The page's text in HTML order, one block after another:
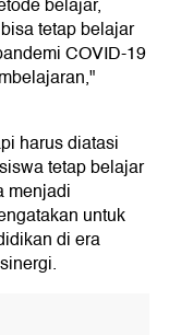
belajar,
tetap belajar
COVID-19
harus diatasi
tetap belajar
menjadi
untuk
di era